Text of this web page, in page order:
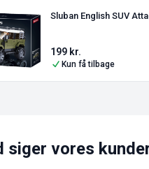
Sluban English SUV
199 kr.
Kun få tilbage
siger vores